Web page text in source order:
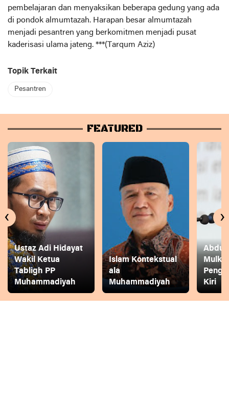
pembelajaran dan menyaksikan beberapa gedung yang ada
di pondok almumtazah. Harapan besar almumtazah
menjadi pesantren yang berkomitmen menjadi pusat
kaderisasi ulama jateng. ***(Tarqum Aziz)
Topik Terkait
Pesantren
FEATURED
Ustaz Adi Hidayat
Wakil Ketua
Tabligh PP
Muhammadiyah
Islam Kontekstual
ala
Muhammadiyah
Abdul
Kiri
‹ ›